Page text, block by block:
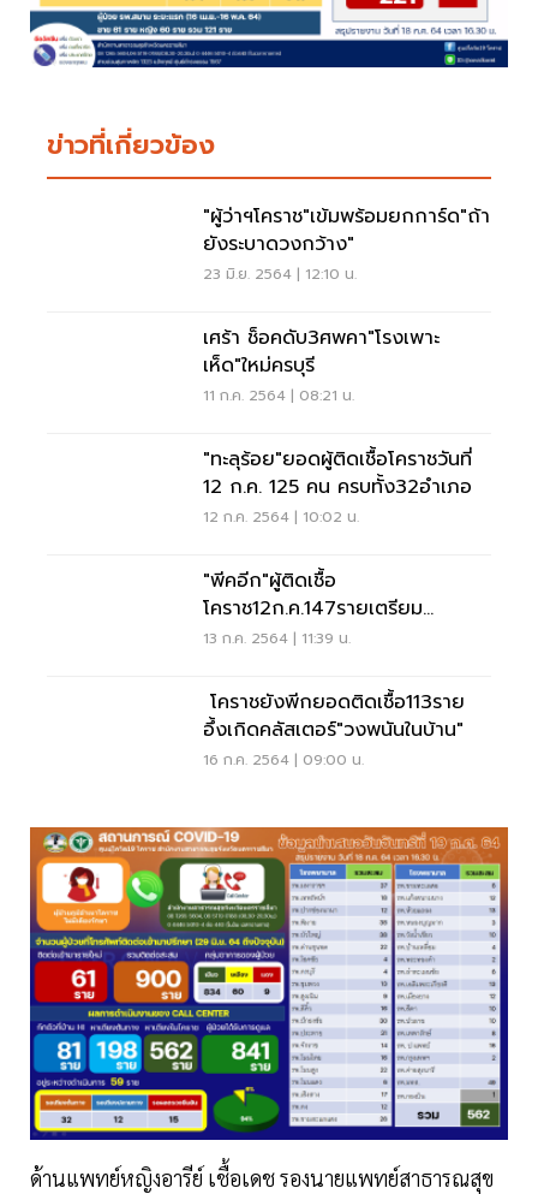
ข่าวที่เกี่ยวข้อง
"ผู้ว่าฯโคราช"เข้มพร้อมยกการ์ด"ถ้า
ยังระบาดวงกว้าง"
23 มิ.ย. 2564 | 12:10 น.
เศร้า ช็อคดับ3ศพคา"โรงเพาะ
เห็ด"ใหม่ครบุรี
11 ก.ค. 2564 | 08:21 น.
"ทะลุร้อย"ยอดผู้ติดเชื้อโคราชวันที่
12 ก.ค. 125 คน ครบทั้ง32อำเภอ
12 ก.ค. 2564 | 10:02 น.
"พีคอีก"ผู้ติดเชื้อ
โคราช12ก.ค.147รายเตรียม
แผน"รักษาตัวที่บ้าน"
13 ก.ค. 2564 | 11:39 น.
โคราชยังพีกยอดติดเชื้อ113ราย
อึ้งเกิดคลัสเตอร์"วงพนันในบ้าน"
16 ก.ค. 2564 | 09:00 น.
ด้านแพทย์หญิงอารีย์ เชื้อเดช รองนายแพทย์สาธารณสุข